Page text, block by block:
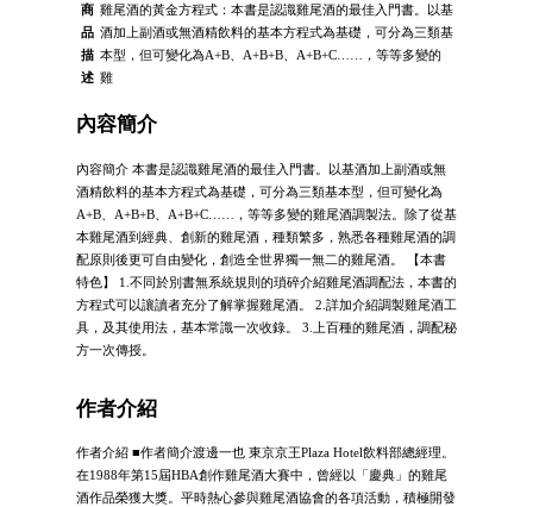
商
品
描
述
雞尾酒的黃金方程式：本書是認識雞尾酒的最佳入門書。以基
酒加上副酒或無酒精飲料的基本方程式為基礎，可分為三類基
本型，但可變化為A+B、A+B+B、A+B+C……，等等多變的
雞
內容簡介
內容簡介 本書是認識雞尾酒的最佳入門書。以基酒加上副酒或無
酒精飲料的基本方程式為基礎，可分為三類基本型，但可變化為
A+B、A+B+B、A+B+C……，等等多變的雞尾酒調製法。除了從基
本雞尾酒到經典、創新的雞尾酒，種類繁多，熟悉各種雞尾酒的調
配原則後更可自由變化，創造全世界獨一無二的雞尾酒。 【本書
特色】 1.不同於別書無系統規則的瑣碎介紹雞尾酒調配法，本書的
方程式可以讓讀者充分了解掌握雞尾酒。 2.詳加介紹調製雞尾酒工
具，及其使用法，基本常識一次收錄。 3.上百種的雞尾酒，調配秘
方一次傳授。
作者介紹
作者介紹 ■作者簡介渡邊一也 東京京王Plaza Hotel飲料部總經理。
在1988年第15屆HBA創作雞尾酒大賽中，曾經以「慶典」的雞尾
酒作品榮獲大獎。平時熱心參與雞尾酒協會的各項活動，積極開發